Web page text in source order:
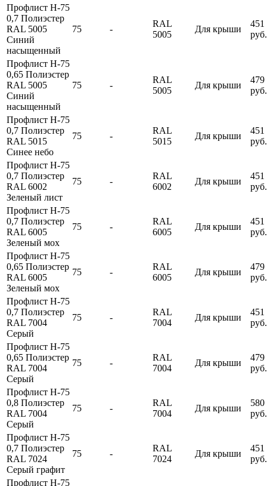
Профлист Н-75
0,7 Полиэстер
RAL 5005
Синий
насыщенный
75 -
RAL
5005
Для крыши
451
руб.
Профлист Н-75
0,65 Полиэстер
RAL 5005
Синий
насыщенный
75 -
RAL
5005
Для крыши
479
руб.
Профлист Н-75
0,7 Полиэстер
RAL 5015
Синее небо
75 -
RAL
5015
Для крыши
451
руб.
Профлист Н-75
0,7 Полиэстер
RAL 6002
Зеленый лист
75 -
RAL
6002
Для крыши
451
руб.
Профлист Н-75
0,7 Полиэстер
RAL 6005
Зеленый мох
75 -
RAL
6005
Для крыши
451
руб.
Профлист Н-75
0,65 Полиэстер
RAL 6005
Зеленый мох
75 -
RAL
6005
Для крыши
479
руб.
Профлист Н-75
0,7 Полиэстер
RAL 7004
Серый
75 -
RAL
7004
Для крыши
451
руб.
Профлист Н-75
0,65 Полиэстер
RAL 7004
Серый
75 -
RAL
7004
Для крыши
479
руб.
Профлист Н-75
0,8 Полиэстер
RAL 7004
Серый
75 -
RAL
7004
Для крыши
580
руб.
Профлист Н-75
0,7 Полиэстер
RAL 7024
Серый графит
75 -
RAL
7024
Для крыши
451
руб.
Профлист Н-75